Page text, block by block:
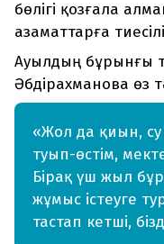
бөлігі қозғала
азаматтарға
Ауылдың бұрынғы
Әбдірахманова өз
«Жол да қиын,
туып-өстім,
Бірақ үш жыл
жұмыс істеуге
тастап кетші,